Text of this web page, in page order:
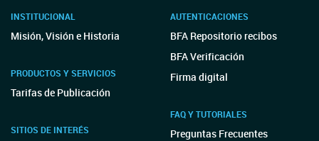
INSTITUCIONAL
Misión, Visión e Historia
PRODUCTOS Y SERVICIOS
Tarifas de Publicación
SITIOS DE INTERÉS
AUTENTICACIONES
BFA Repositorio recibos
BFA Verificación
Firma digital
FAQ Y TUTORIALES
Preguntas Frecuentes